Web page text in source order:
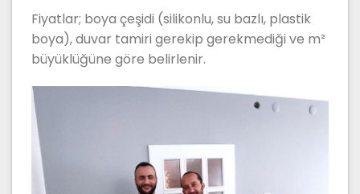
Fiyatlar; boya çeşidi (silikonlu, su bazlı, plastik
boya), duvar tamiri gerekip gerekmediği ve m²
büyüklüğüne göre belirlenir.